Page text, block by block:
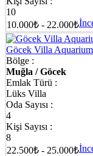
10
10.000₺ - 22.000₺
Göcek Villa
Bölge :
Muğla / Göcek
Emlak Türü :
Lüks Villa
Oda Sayısı :
4
Kişi Sayısı :
8
22.500₺ - 25.000₺